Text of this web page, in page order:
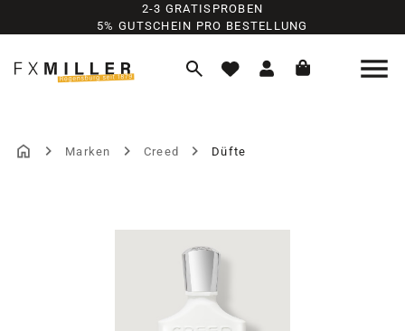
Zum Hauptinhalt springen
2-3 GRATISPROBEN
5% GUTSCHEIN PRO BESTELLUNG
Marken Creed Düfte
Bildergalerie überspringen